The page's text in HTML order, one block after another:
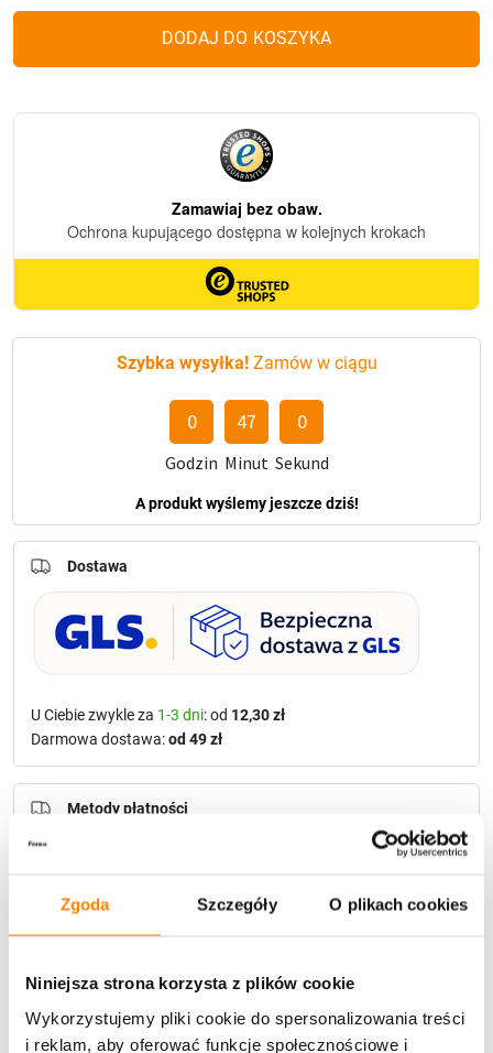
Zgoda Szczegóły O plikach cookies
Niniejsza strona korzysta z plików cookie
Wykorzystujemy pliki cookie do spersonalizowania treści
i reklam, aby oferować funkcje społecznościowe i
hurtowniiPrzejdź do hurtowni B2B
Dostawa
U Ciebie zwykle za 1-3 dni: od 12,30 zł
Darmowa dostawa:od 49 zł
Metody płatności
Szybka wysyłka!Zamów w ciągu
0
Godzin
46
Minut
59
Sekund
A produkt wyślemy jeszcze dziś!
Lampion
DODAJ DO KOSZYKA